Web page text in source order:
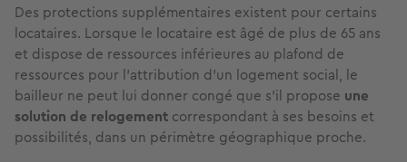
Des protections supplémentaires existent pour certains
locataires. Lorsque le locataire est âgé de plus de 65 ans
et dispose de ressources inférieures au plafond de
ressources pour l'attribution d'un logement social, le
bailleur ne peut lui donner congé que s'il propose une
solution de relogement correspondant à ses besoins et
possibilités, dans un périmètre géographique proche.